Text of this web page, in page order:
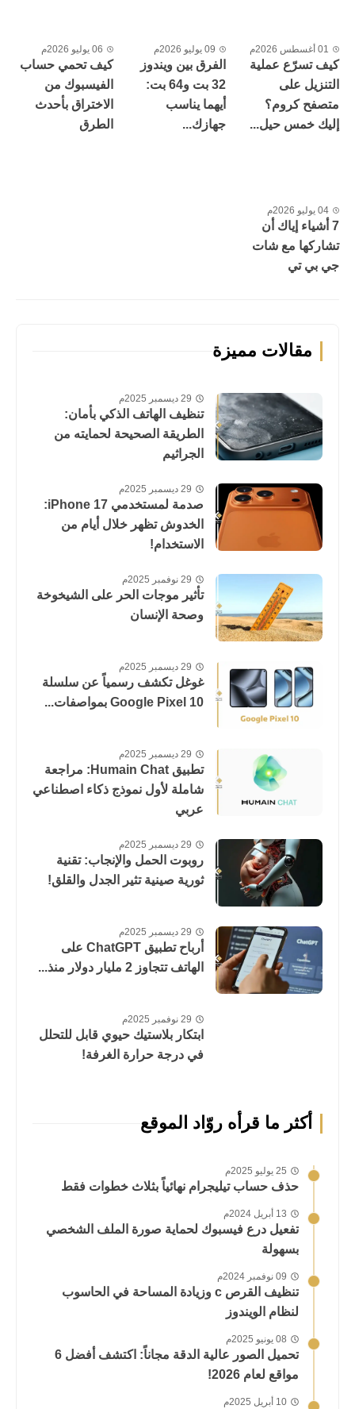
01 أغسطس 2026م
كيف تسرّع عملية
التنزيل على
متصفح كروم؟
إليك خمس حيل...
09 يوليو 2026م
الفرق بين ويندوز
32 بت و64 بت:
أيهما يناسب
جهازك...
06 يوليو 2026م
كيف تحمي حساب
الفيسبوك من
الاختراق بأحدث
الطرق
04 يوليو 2026م
7 أشياء إياك أن
تشاركها مع شات
جي بي تي
مقالات مميزة
29 ديسمبر 2025م
تنظيف الهاتف الذكي بأمان:
الطريقة الصحيحة لحمايته من
الجراثيم
29 ديسمبر 2025م
صدمة لمستخدمي iPhone 17:
الخدوش تظهر خلال أيام من
الاستخدام!
29 نوفمبر 2025م
تأثير موجات الحر على الشيخوخة
وصحة الإنسان
29 ديسمبر 2025م
غوغل تكشف رسمياً عن سلسلة
Google Pixel 10 بمواصفات...
29 ديسمبر 2025م
تطبيق Humain Chat: مراجعة
شاملة لأول نموذج ذكاء اصطناعي
عربي
29 ديسمبر 2025م
روبوت الحمل والإنجاب: تقنية
ثورية صينية تثير الجدل والقلق!
29 ديسمبر 2025م
أرباح تطبيق ChatGPT على
الهاتف تتجاوز 2 مليار دولار منذ...
29 نوفمبر 2025م
ابتكار بلاستيك حيوي قابل للتحلل
في درجة حرارة الغرفة!
أكثر ما قرأه روّاد الموقع
25 يوليو 2025م
حذف حساب تيليجرام نهائياً بثلاث خطوات فقط
13 أبريل 2024م
تفعيل درع فيسبوك لحماية صورة الملف الشخصي
بسهولة
09 نوفمبر 2024م
تنظيف القرص c وزيادة المساحة في الحاسوب
لنظام الويندوز
08 يونيو 2025م
تحميل الصور عالية الدقة مجاناً: اكتشف أفضل 6
مواقع لعام 2026!
10 أبريل 2025م